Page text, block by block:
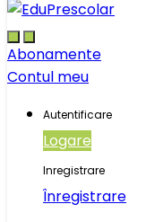
Abonamente
Contul meu
Autentificare
Logare
Inregistrare
Înregistrare